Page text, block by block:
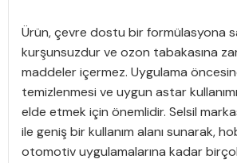
Ürün, çevre dostu bir formülasyona
kurşunsuzdur ve ozon tabakasına
maddeler içermez. Uygulama
temizlenmesi ve uygun astar
elde etmek için önemlidir. Selsil
ile geniş bir kullanım alanı sunarak,
otomotiv uygulamalarına kadar